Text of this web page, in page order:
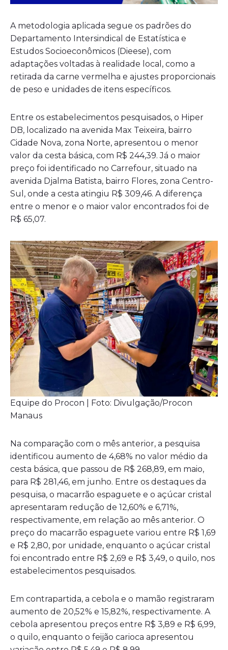
A metodologia aplicada segue os padrões do
Departamento Intersindical de Estatística e
Estudos Socioeconômicos (Dieese), com
adaptações voltadas à realidade local, como a
retirada da carne vermelha e ajustes proporcionais
de peso e unidades de itens específicos.
Entre os estabelecimentos pesquisados, o Hiper
DB, localizado na avenida Max Teixeira, bairro
Cidade Nova, zona Norte, apresentou o menor
valor da cesta básica, com R$ 244,39. Já o maior
preço foi identificado no Carrefour, situado na
avenida Djalma Batista, bairro Flores, zona Centro-
Sul, onde a cesta atingiu R$ 309,46. A diferença
entre o menor e o maior valor encontrados foi de
R$ 65,07.
Equipe do Procon | Foto: Divulgação/Procon
Manaus
Na comparação com o mês anterior, a pesquisa
identificou aumento de 4,68% no valor médio da
cesta básica, que passou de R$ 268,89, em maio,
para R$ 281,46, em junho. Entre os destaques da
pesquisa, o macarrão espaguete e o açúcar cristal
apresentaram redução de 12,60% e 6,71%,
respectivamente, em relação ao mês anterior. O
preço do macarrão espaguete variou entre R$ 1,69
e R$ 2,80, por unidade, enquanto o açúcar cristal
foi encontrado entre R$ 2,69 e R$ 3,49, o quilo, nos
estabelecimentos pesquisados.
Em contrapartida, a cebola e o mamão registraram
aumento de 20,52% e 15,82%, respectivamente. A
cebola apresentou preços entre R$ 3,89 e R$ 6,99,
o quilo, enquanto o feijão carioca apresentou